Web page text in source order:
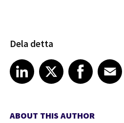
Dela detta
Share article on LinkedIn
LinkedIn
Share article on XShare article on Facebook
Facebook
Share
ABOUT THIS AUTHOR